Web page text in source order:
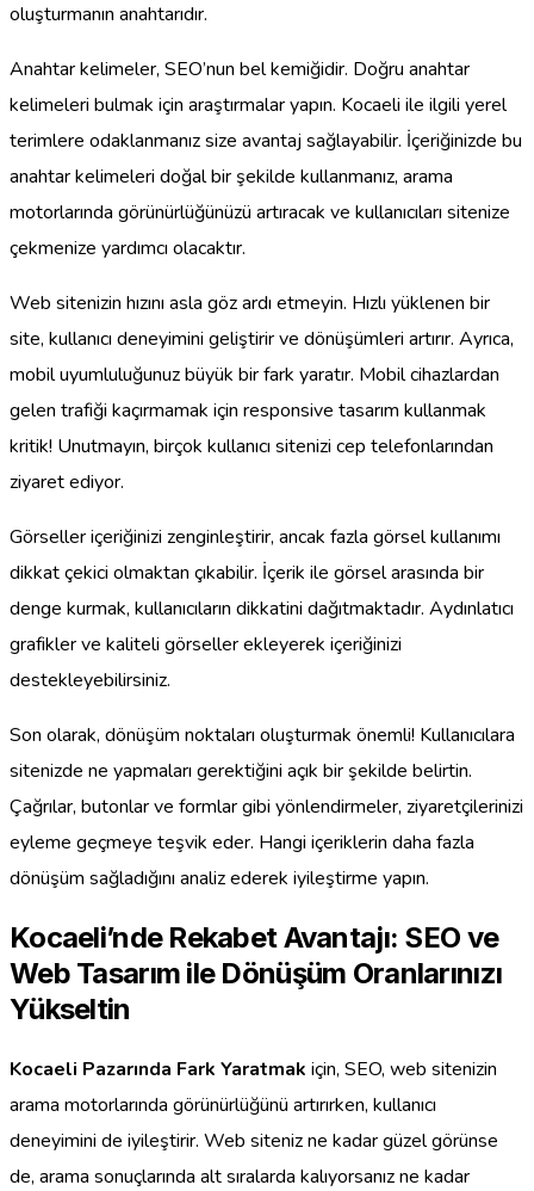
oluşturmanın anahtarıdır.
Anahtar kelimeler, SEO’nun bel kemiğidir. Doğru anahtar
kelimeleri bulmak için araştırmalar yapın. Kocaeli ile ilgili yerel
terimlere odaklanmanız size avantaj sağlayabilir. İçeriğinizde bu
anahtar kelimeleri doğal bir şekilde kullanmanız, arama
motorlarında görünürlüğünüzü artıracak ve kullanıcıları sitenize
çekmenize yardımcı olacaktır.
Web sitenizin hızını asla göz ardı etmeyin. Hızlı yüklenen bir
site, kullanıcı deneyimini geliştirir ve dönüşümleri artırır. Ayrıca,
mobil uyumluluğunuz büyük bir fark yaratır. Mobil cihazlardan
gelen trafiği kaçırmamak için responsive tasarım kullanmak
kritik! Unutmayın, birçok kullanıcı sitenizi cep telefonlarından
ziyaret ediyor.
Görseller içeriğinizi zenginleştirir, ancak fazla görsel kullanımı
dikkat çekici olmaktan çıkabilir. İçerik ile görsel arasında bir
denge kurmak, kullanıcıların dikkatini dağıtmaktadır. Aydınlatıcı
grafikler ve kaliteli görseller ekleyerek içeriğinizi
destekleyebilirsiniz.
Son olarak, dönüşüm noktaları oluşturmak önemli! Kullanıcılara
sitenizde ne yapmaları gerektiğini açık bir şekilde belirtin.
Çağrılar, butonlar ve formlar gibi yönlendirmeler, ziyaretçilerinizi
eyleme geçmeye teşvik eder. Hangi içeriklerin daha fazla
dönüşüm sağladığını analiz ederek iyileştirme yapın.
Kocaeli’nde Rekabet Avantajı: SEO ve
Web Tasarım ile Dönüşüm Oranlarınızı
Yükseltin
Kocaeli Pazarında Fark Yaratmak için, SEO, web sitenizin
arama motorlarında görünürlüğünü artırırken, kullanıcı
deneyimini de iyileştirir. Web siteniz ne kadar güzel görünse
de, arama sonuçlarında alt sıralarda kalıyorsanız ne kadar